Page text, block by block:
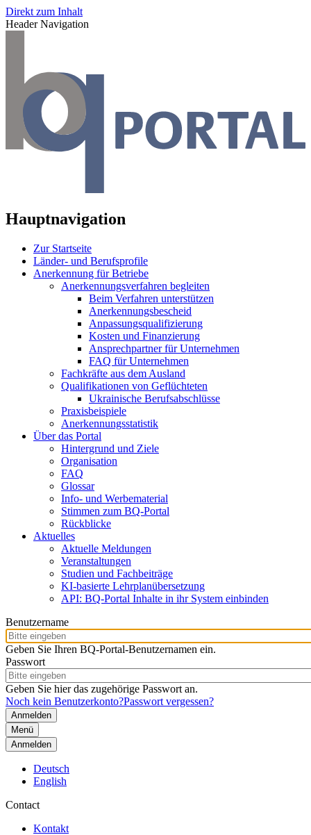
Direkt zum Inhalt
Header Navigation
Hauptnavigation
Zur Startseite
Länder- und Berufsprofile
Anerkennung für Betriebe
Anerkennungsverfahren begleiten
Beim Verfahren unterstützen
Anerkennungsbescheid
Anpassungsqualifizierung
Kosten und Finanzierung
Ansprechpartner für Unternehmen
FAQ für Unternehmen
Fachkräfte aus dem Ausland
Qualifikationen von Geflüchteten
Ukrainische Berufsabschlüsse
Praxisbeispiele
Anerkennungsstatistik
Über das Portal
Hintergrund und Ziele
Organisation
FAQ
Glossar
Info- und Werbematerial
Stimmen zum BQ-Portal
Rückblicke
Aktuelles
Aktuelle Meldungen
Veranstaltungen
Studien und Fachbeiträge
KI-basierte Lehrplanübersetzung
API: BQ-Portal Inhalte in ihr System einbinden
Benutzername
Geben Sie Ihren BQ-Portal-Benutzernamen ein.
Passwort
Geben Sie hier das zugehörige Passwort an.
Noch kein Benutzerkonto?Passwort vergessen?
Menü
Anmelden
Deutsch
English
Contact
Kontakt